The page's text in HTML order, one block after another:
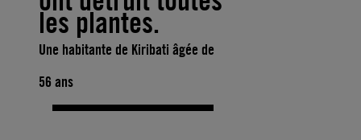
les plantes.
Une habitante de Kiribati âgée de
56 ans